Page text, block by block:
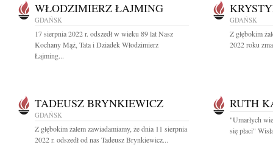
WŁODZIMIERZ ŁAJMING
GDAŃSK
17 sierpnia 2022 r. odszedł w wieku 89 lat Nasz
Kochany Mąż, Tata i Dziadek Włodzimierz
Łajming...
GDAŃSK
Z głębokim
2022 roku
TADEUSZ BRYNKIEWICZ
GDAŃSK
Z głębokim żalem zawiadamiamy, że dnia 11 sierpnia
2022 r. odszedł od nas Tadeusz Brynkiewicz...
RUTH
"Umarłych
się płaci"